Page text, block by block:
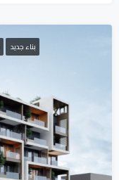
بناء جديد